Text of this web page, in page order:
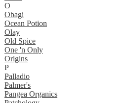
O
Obagi
Ocean Potion
Olay
Old Spice
One 'n Only
Origins
P
Palladio
Palmer's
Pangea Organics